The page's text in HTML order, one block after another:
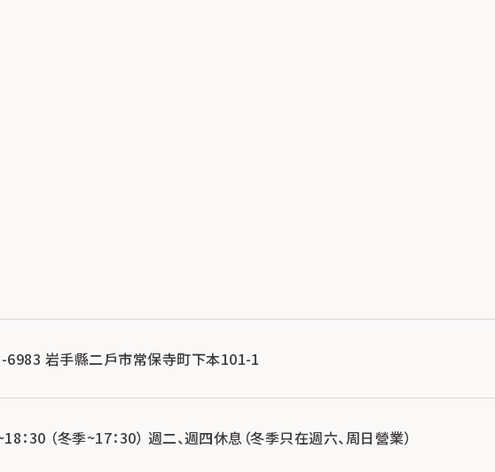
6983 岩手縣二戶市常保寺町下本101-1
：30 （冬季~17：30） 週二、週四休息（冬季只在週六、周日營業）